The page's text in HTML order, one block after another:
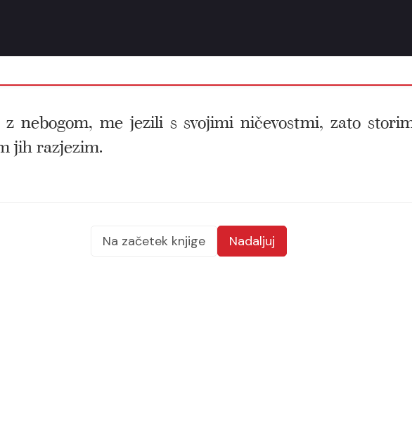
nebogom, me jezili s svojimi ničevostmi, zato
jih razjezim.
Na začetek knjige Nadaljuj